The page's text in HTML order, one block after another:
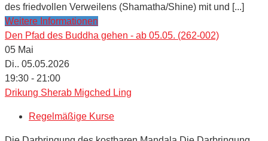
des friedvollen Verweilens (Shamatha/Shine) mit und [...]
Weitere Informationen
Den Pfad des Buddha gehen - ab 05.05. (262-002)
05 Mai
Di.. 05.05.2026
19:30 - 21:00
Drikung Sherab Migched Ling
Regelmäßige Kurse